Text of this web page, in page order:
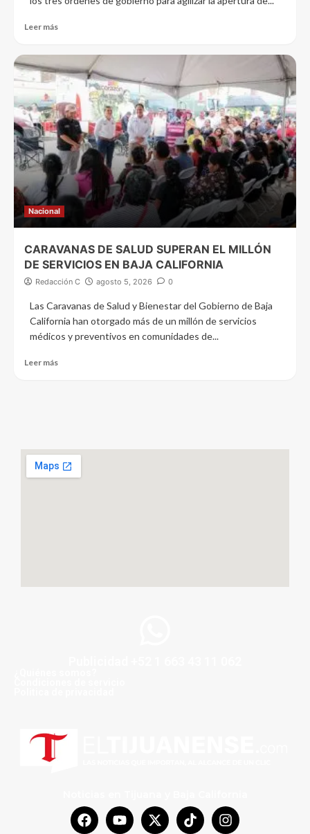
Leer más
Nacional
CARAVANAS DE SALUD SUPERAN EL MILLÓN
DE SERVICIOS EN BAJA CALIFORNIA
Redacción C agosto 5, 2026 0
Las Caravanas de Salud y Bienestar del Gobierno de Baja
California han otorgado más de un millón de servicios
médicos y preventivos en comunidades de...
Leer más